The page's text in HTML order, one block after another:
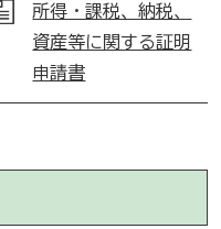
所得・課税、納税、
資産等に関する証明
申請書